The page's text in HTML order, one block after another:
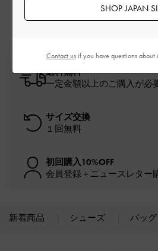
送料無料
一定金額以上のご購入が必
サイズ交換
１回無料
初回購入10%OFF
会員登録＋ニュースレター
新着商品 シューズ バッグ
SHOP JAPAN
Contact usif you have questions about